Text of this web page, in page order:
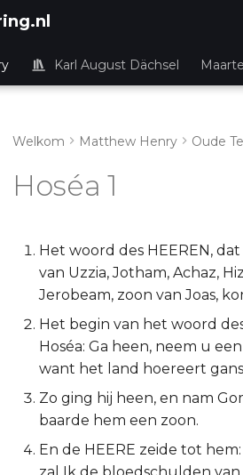
Karl August Dächsel
Welkom Matthew Henry Oude
Hoséa 1
Het woord des HEEREN,
van Uzzia, Jotham, Achaz,
Jerobeam, zoon van Joas,
Het begin van het woord
Hoséa: Ga heen, neem u
want het land hoereert
Zo ging hij heen, en nam
baarde hem een zoon.
En de HEERE zeide tot